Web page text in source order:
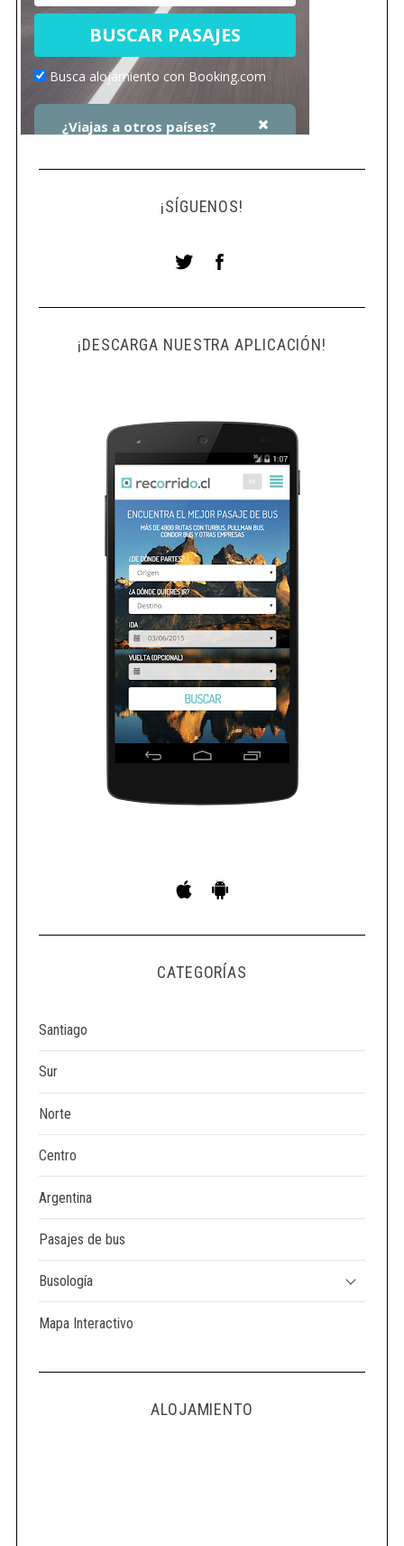
¡SÍGUENOS!
¡DESCARGA NUESTRA APLICACIÓN!
CATEGORÍAS
Santiago
Sur
Norte
Centro
Argentina
Pasajes de bus
Busología
Mapa Interactivo
ALOJAMIENTO
o
r
: